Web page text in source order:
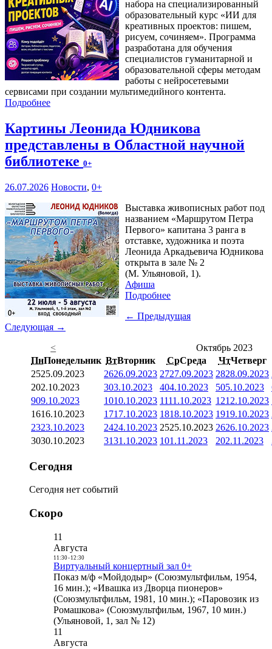
набора на специализированный
образовательный курс «ИИ для
креативных проектов: пишем,
рисуем, сочиняем». Программа
разработана для обучения
специалистов гуманитарной и
образовательной сферы методам
работы с нейросетевыми
сервисами при создании мультимедийного контента.
Подробнее
Картины Леонида Юдникова
представлены в Областной научной
библиотеке 0+
26.07.2026 Новости, 0+
Выставка живописных работ под
названием «Маршрутом Петра
Первого» капитана 3 ранга в
отставке, художника и поэта
Леонида Аркадьевича Юдникова
открыта в зале № 2
(М. Ульяновой, 1).
Афиша
Подробнее
← Предыдущая
Следующая →
<
Октябрь 2023
ПнПонедельник ВтВторник СрСреда ЧтЧетверг
2525.09.2023 2626.09.2023 2727.09.2023 2828.09.2023
202.10.2023 303.10.2023 404.10.2023 505.10.2023
909.10.2023 1010.10.2023 1111.10.2023 1212.10.2023
1616.10.2023 1717.10.2023 1818.10.2023 1919.10.2023
2323.10.2023 2424.10.2023 2525.10.2023 2626.10.2023
3030.10.2023 3131.10.2023 101.11.2023 202.11.2023
Сегодня
Сегодня нет событий
Скоро
11
Августа
11:30- 12:30
Виртуальный концертный зал 0+
Показ м/ф «Мойдодыр» (Союзмультфильм, 1954,
16 мин.); «Ивашка из Дворца пионеров»
(Союзмультфильм, 1981, 10 мин.); «Паровозик из
Ромашкова» (Союзмультфильм, 1967, 10 мин.)
(Ульяновой, 1, зал № 12)
11
Августа